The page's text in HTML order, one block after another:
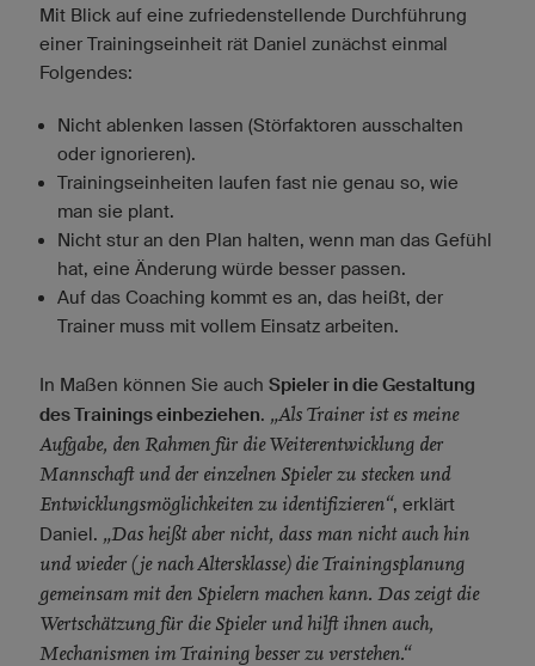
Mit Blick auf eine zufriedenstellende Durchführung
einer Trainingseinheit rät Daniel zunächst einmal
Folgendes:
Nicht ablenken lassen (Störfaktoren ausschalten
oder ignorieren).
Trainingseinheiten laufen fast nie genau so, wie
man sie plant.
Nicht stur an den Plan halten, wenn man das Gefühl
hat, eine Änderung würde besser passen.
Auf das Coaching kommt es an, das heißt, der
Trainer muss mit vollem Einsatz arbeiten.
In Maßen können Sie auch Spieler in die Gestaltung
des Trainings einbeziehen. „Als Trainer ist es meine
Aufgabe, den Rahmen für die Weiterentwicklung der
Mannschaft und der einzelnen Spieler zu stecken und
Entwicklungsmöglichkeiten zu identifizieren“, erklärt
Daniel. „Das heißt aber nicht, dass man nicht auch hin
und wieder (je nach Altersklasse) die Trainingsplanung
gemeinsam mit den Spielern machen kann. Das zeigt die
Wertschätzung für die Spieler und hilft ihnen auch,
Mechanismen im Training besser zu verstehen.“